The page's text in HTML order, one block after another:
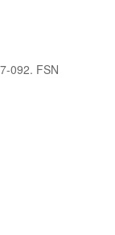
092. FSN